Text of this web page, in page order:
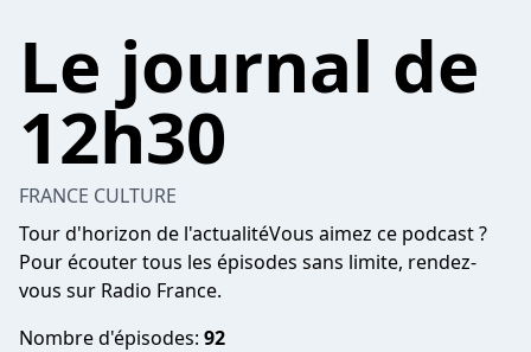
Le journal de
12h30
FRANCE CULTURE
Tour d'horizon de l'actualitéVous aimez ce podcast ?
Pour écouter tous les épisodes sans limite, rendez-
vous sur Radio France.
Nombre d'épisodes: 92